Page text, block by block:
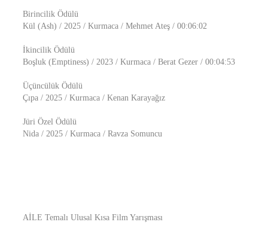
Birincilik Ödülü
Kül (Ash) / 2025 / Kurmaca / Mehmet Ateş / 00:06:02
İkincilik Ödülü
Boşluk (Emptiness) / 2023 / Kurmaca / Berat Gezer / 00:04:53
Üçüncülük Ödülü
Çıpa / 2025 / Kurmaca / Kenan Karayağız
Jüri Özel Ödülü
Nida / 2025 / Kurmaca / Ravza Somuncu
AİLE Temalı Ulusal Kısa Film Yarışması